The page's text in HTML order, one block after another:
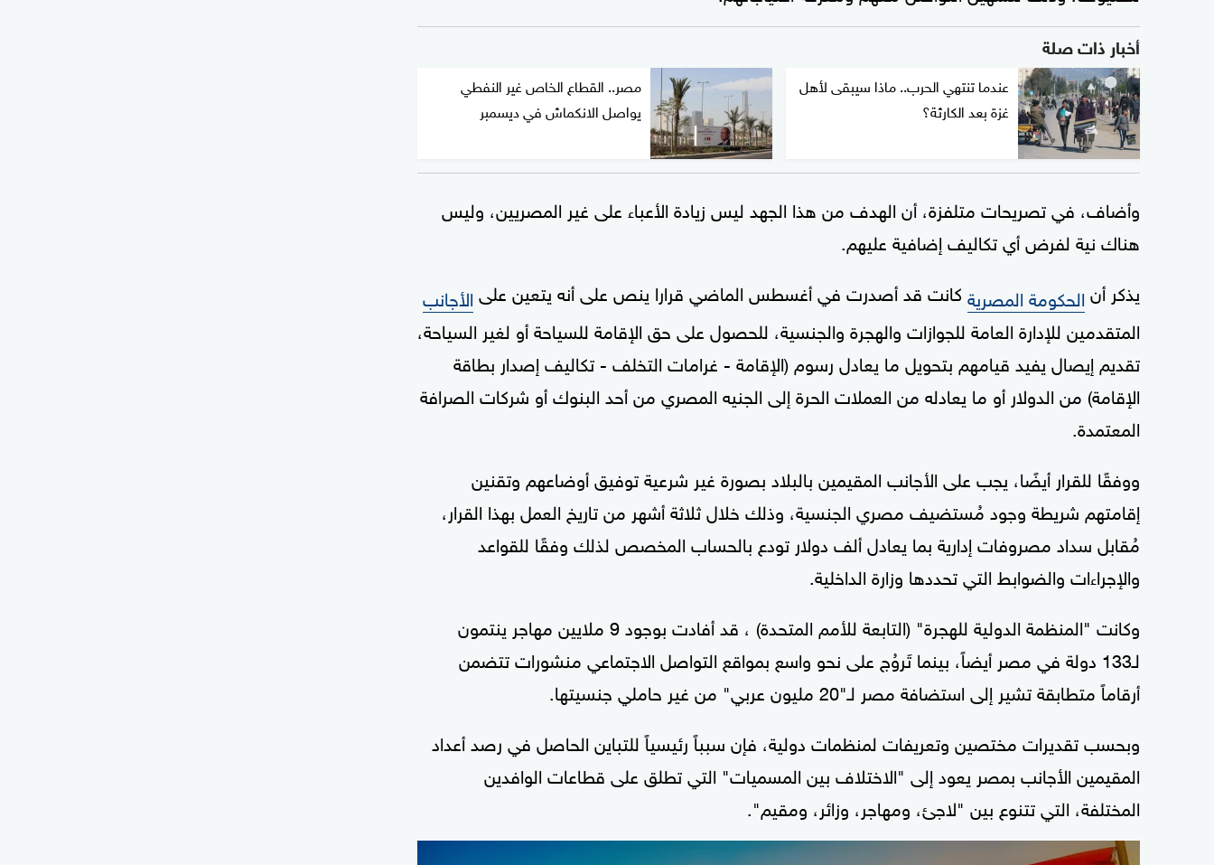
أخبار ذات صلة
عندما تنتهي الحرب.. ماذا سيبقى لأهل
غزة بعد الكارثة؟
مصر.. القطاع الخاص غير النفطي
يواصل الانكماش في ديسمبر
وأضاف، في تصريحات متلفزة، أن الهدف من هذا الجهد ليس زيادة الأعباء على غير المصريين، وليس
هناك نية لفرض أي تكاليف إضافية عليهم.
يذكر أن الحكومة المصرية كانت قد أصدرت في أغسطس الماضي قرارا ينص على أنه يتعين على الأجانب
المتقدمين للإدارة العامة للجوازات والهجرة والجنسية، للحصول على حق الإقامة للسياحة أو لغير السياحة،
تقديم إيصال يفيد قيامهم بتحويل ما يعادل رسوم (الإقامة - غرامات التخلف - تكاليف إصدار بطاقة
الإقامة) من الدولار أو ما يعادله من العملات الحرة إلى الجنيه المصري من أحد البنوك أو شركات الصرافة
المعتمدة.
ووفقًا للقرار أيضًا، يجب على الأجانب المقيمين بالبلاد بصورة غير شرعية توفيق أوضاعهم وتقنين
إقامتهم شريطة وجود مُستضيف مصري الجنسية، وذلك خلال ثلاثة أشهر من تاريخ العمل بهذا القرار،
مُقابل سداد مصروفات إدارية بما يعادل ألف دولار تودع بالحساب المخصص لذلك وفقًا للقواعد
والإجراءات والضوابط التي تحددها وزارة الداخلية.
وكانت "المنظمة الدولية للهجرة" (التابعة للأمم المتحدة) ، قد أفادت بوجود 9 ملايين مهاجر ينتمون
لـ133 دولة في مصر أيضاً، بينما تَروُج على نحو واسع بمواقع التواصل الاجتماعي منشورات تتضمن
أرقاماً متطابقة تشير إلى استضافة مصر لـ"20 مليون عربي" من غير حاملي جنسيتها.
وبحسب تقديرات مختصين وتعريفات لمنظمات دولية، فإن سبباً رئيسياً للتباين الحاصل في رصد أعداد
المقيمين الأجانب بمصر يعود إلى "الاختلاف بين المسميات" التي تطلق على قطاعات الوافدين
المختلفة، التي تتنوع بين "لاجئ، ومهاجر، وزائر، ومقيم".